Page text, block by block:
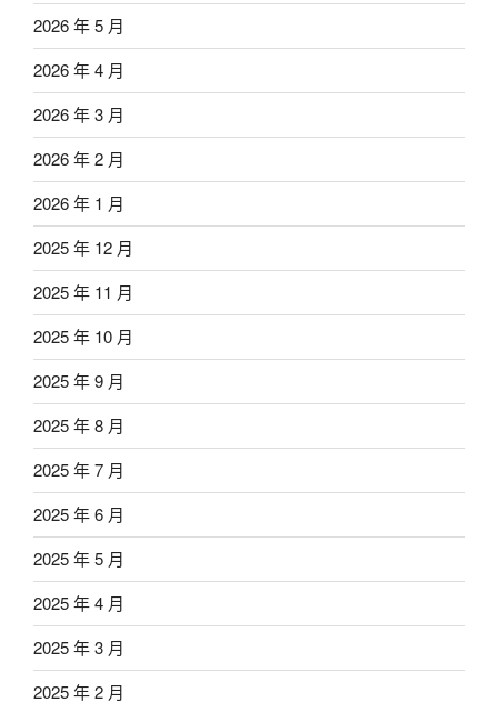
2026 年 5 月
2026 年 4 月
2026 年 3 月
2026 年 2 月
2026 年 1 月
2025 年 12 月
2025 年 11 月
2025 年 10 月
2025 年 9 月
2025 年 8 月
2025 年 7 月
2025 年 6 月
2025 年 5 月
2025 年 4 月
2025 年 3 月
2025 年 2 月